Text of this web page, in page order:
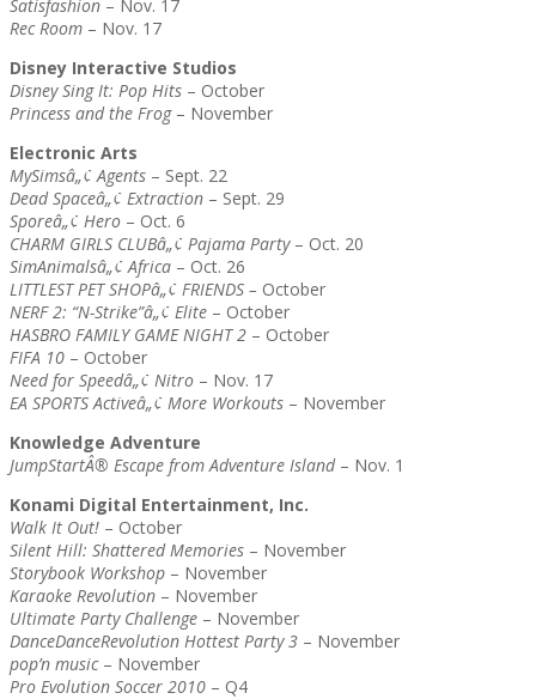
Satisfashion – Nov. 17
Rec Room – Nov. 17
Disney Interactive Studios
Disney Sing It: Pop Hits – October
Princess and the Frog – November
Electronic Arts
MySimsâ„¢ Agents – Sept. 22
Dead Spaceâ„¢ Extraction – Sept. 29
Sporeâ„¢ Hero – Oct. 6
CHARM GIRLS CLUBâ„¢ Pajama Party– Oct. 20
SimAnimalsâ„¢ Africa – Oct. 26
LITTLEST PET SHOPâ„¢ FRIENDS – October
NERF 2: “N-Strike”â„¢ Elite – October
HASBRO FAMILY GAME NIGHT 2 – October
FIFA 10 – October
Need for Speedâ„¢ Nitro – Nov. 17
EA SPORTS Activeâ„¢ More Workouts – November
Knowledge Adventure
JumpStartÂ® Escape from Adventure Island – Nov. 1
Konami Digital Entertainment, Inc.
Walk It Out! – October
Silent Hill: Shattered Memories – November
Storybook Workshop – November
Karaoke Revolution – November
Ultimate Party Challenge – November
DanceDanceRevolution Hottest Party 3 – November
pop’n music – November
Pro Evolution Soccer 2010 – Q4